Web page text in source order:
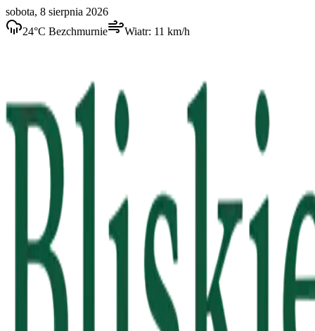
sobota, 8 sierpnia 2026
24°C Bezchmurnie Wiatr: 11 km/h